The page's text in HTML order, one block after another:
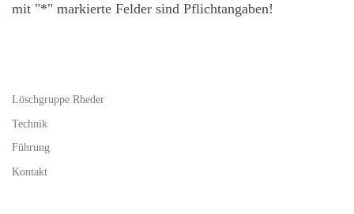
mit "*" markierte Felder sind Pflichtangaben!
Löschgruppe Rheder
Technik
Führung
Kontakt